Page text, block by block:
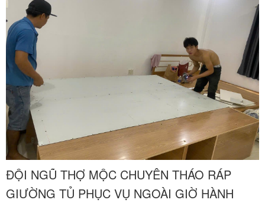
giường tầng trẻ em và các hệ tủ quần áo cánh lùa, tủ kịch trần hiện
đại luôn là những tài sản đắt giá. Khi phát sinh nhu cầu chuyển dọn
nơi ở, cải tạo phòng ngủ hay sửa sang nhà cửa, việc tháo dỡ và tái
lắp đặt các khối mộc cồng kềnh qua các nếp nhà phố nhiều lầu có
cầu thang hẹp luôn đặt ra áp lực kỹ thuật cực kỳ lớn cho gia chủ.
Chuyển nhà Khôi Nguyên mang đến dịch vụ tháo ráp giường tủ gia
đình và di dời nội thất phòng ngủ trọn gói chuyên nghiệp tận nhà tại
Quận 5 và Quận 11, cam kết thi công thần tốc, bảo vệ vẹn toàn kết
cấu mộc và giữ gìn vẹn nguyên tính thẩm mỹ sang trọng cho tài
sản của bạn với mức chi phí tiết kiệm tối ưu. Quý khách hàng cần
tư vấn phương án và nhận báo giá ưu đãi tốt nhất hãy gọi ngay
hotline hỗ trợ liên tục hai mươi tư trên bảy qua số điện thoại 0913
371 378 hoặc số 0972 366 628 để nhận phản hồi siêu tốc từ đội
ngũ Khôi Nguyên.
ĐỘI NGŨ THỢ MỘC CHUYÊN THÁO RÁP
GIƯỜNG TỦ PHỤC VỤ NGOÀI GIỜ HÀNH